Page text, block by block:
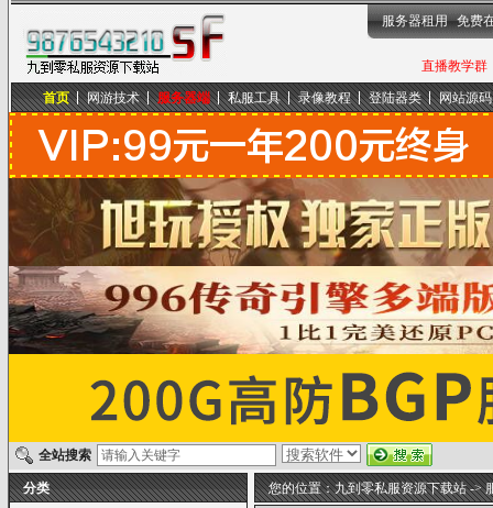
九到零私服资源下载站
直播教学群
服务器租用 免费
首页 网游技术 服务器端 私服工具 录像教程 登陆器类 网站源码
全站搜索
分类
您的位置：九到零私服资源下载站->